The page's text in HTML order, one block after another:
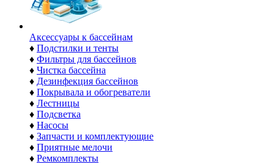
Аксессуары к бассейнам
♦ Подстилки и тенты
♦ Фильтры для бассейнов
♦ Чистка бассейна
♦ Дезинфекция бассейнов
♦ Покрывала и обогреватели
♦ Лестницы
♦ Подсветка
♦ Насосы
♦ Запчасти и комплектующие
♦ Приятные мелочи
♦ Ремкомплекты